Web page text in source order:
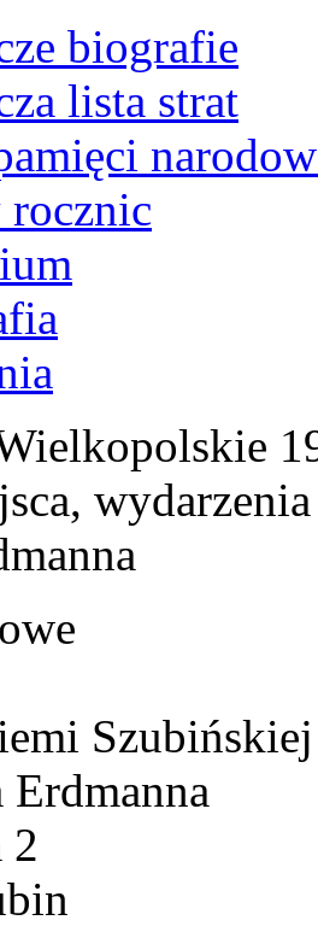
biografie
lista strat
rocznic
Szubińskiej
2